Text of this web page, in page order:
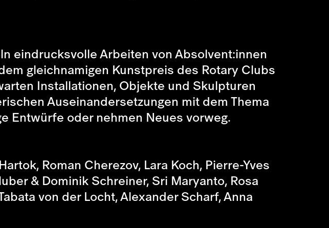
eindrucksvolle Arbeiten von Absolvent:innen
gleichnamigen Kunstpreis des Rotary Clubs
Installationen, Objekte und Skulpturen
Auseinandersetzungen mit dem Thema
Entwürfe oder nehmen Neues vorweg.
Roman Cherezov, Lara Koch, Pierre-Yves
& Dominik Schreiner, Sri Maryanto, Rosa
von der Locht, Alexander Scharf, Anna